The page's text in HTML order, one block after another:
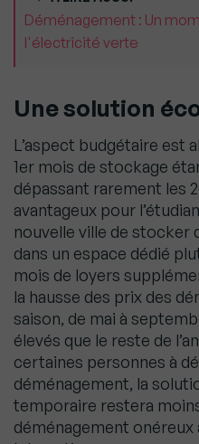
Déménagement : Un
l'électricité verte
Une solution
L’aspect budgétaire est
1er mois de stockage
dépassant rarement les
avantageux pour
nouvelle ville de
dans un espace dédié
mois de loyers
la hausse des prix des
saison, de mai à
élevés que le reste de
certaines personnes à
déménagement, la
temporaire restera
déménagement onéreux